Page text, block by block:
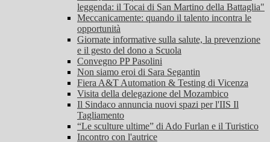
leggenda: il Tocai di San Martino della Battaglia"
Meccanicamente: quando il talento incontra le
opportunità
Giornate informative sulla salute, la prevenzione
e il gesto del dono a Scuola
Convegno PP Pasolini
Non siamo eroi di Sara Segantin
Fiera A&T Automation & Testing di Vicenza
Visita della delegazione del Mozambico
Il Sindaco annuncia nuovi spazi per l'IIS Il
Tagliamento
“Le sculture ultime” di Ado Furlan e il Turistico
Incontro con l'autrice